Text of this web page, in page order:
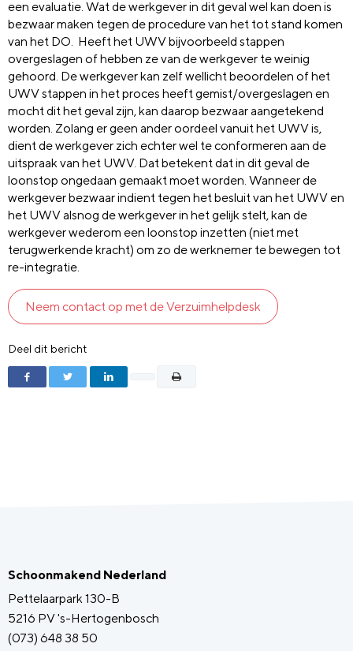
een evaluatie. Wat de werkgever in dit geval wel kan doen is
bezwaar maken tegen de procedure van het tot stand komen
van het DO. Heeft het UWV bijvoorbeeld stappen
overgeslagen of hebben ze van de werkgever te weinig
gehoord. De werkgever kan zelf wellicht beoordelen of het
UWV stappen in het proces heeft gemist/overgeslagen en
mocht dit het geval zijn, kan daarop bezwaar aangetekend
worden. Zolang er geen ander oordeel vanuit het UWV is,
dient de werkgever zich echter wel te conformeren aan de
uitspraak van het UWV. Dat betekent dat in dit geval de
loonstop ongedaan gemaakt moet worden. Wanneer de
werkgever bezwaar indient tegen het besluit van het UWV en
het UWV alsnog de werkgever in het gelijk stelt, kan de
werkgever wederom een loonstop inzetten (niet met
terugwerkende kracht) om zo de werknemer te bewegen tot
re-integratie.
Neem contact op met de Verzuimhelpdesk
Deel dit bericht
Schoonmakend Nederland
Pettelaarpark 130-B
5216 PV 's-Hertogenbosch
(073) 648 38 50